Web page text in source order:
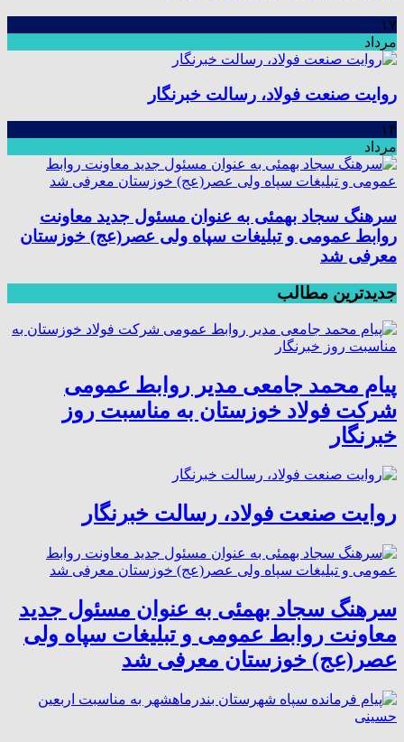
۱۷
مرداد
روایت صنعت فولاد،‌ رسالت خبرنگار
۱۴
مرداد
سرهنگ سجاد بهمئی به عنوان مسئول جدید معاونت
روابط عمومی و تبلیغات سپاه ولی عصر(عج) خوزستان
معرفی شد
جدیدترین مطالب
پیام محمد جامعی مدیر روابط عمومی
شرکت فولاد خوزستان به مناسبت روز
خبرنگار
روایت صنعت فولاد،‌ رسالت خبرنگار
سرهنگ سجاد بهمئی به عنوان مسئول جدید
معاونت روابط عمومی و تبلیغات سپاه ولی
عصر(عج) خوزستان معرفی شد